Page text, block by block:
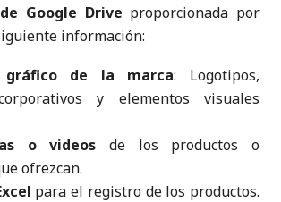
Google Drive proporcionada por
información:
gráfico de la marca: Logotipos,
y elementos visuales
o videos de los productos o
ofrezcan.
para el registro de los productos.